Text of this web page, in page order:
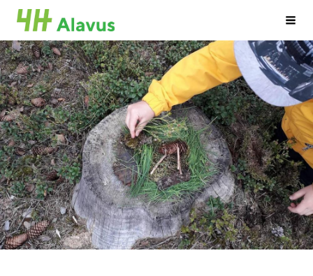
Siirry
sivun
sisältöön
Alavuden 4H-Yhdistys